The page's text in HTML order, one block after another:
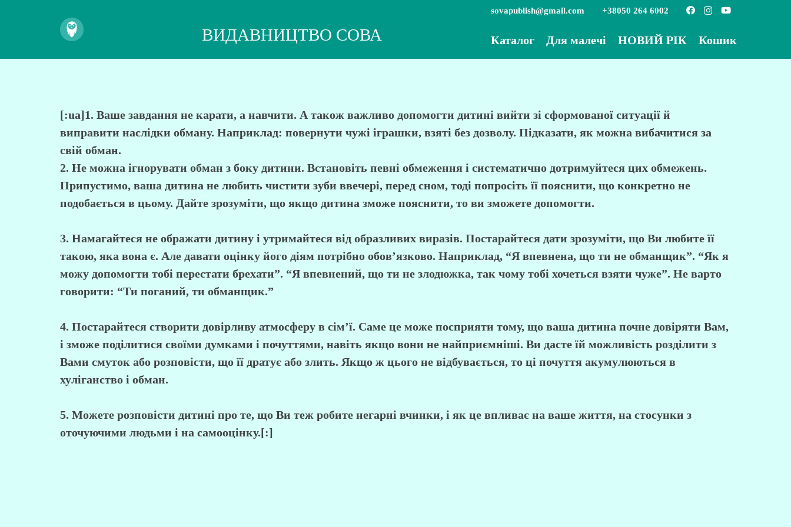
ВИДАВНИЦТВО СОВА
sovapublish@gmail.com +38050 264 6002
Каталог Для малечі НОВИЙ РІК Кошик
[:ua]1. Ваше завдання не карати, а навчити. А також важливо допомогти дитині вийти зі сформованої ситуації й
виправити наслідки обману. Наприклад: повернути чужі іграшки, взяті без дозволу. Підказати, як можна вибачитися за
свій обман.
2. Не можна ігнорувати обман з боку дитини. Встановіть певні обмеження і систематично дотримуйтеся цих обмежень.
Припустимо, ваша дитина не любить чистити зуби ввечері, перед сном, тоді попросіть її пояснити, що конкретно не
подобається в цьому. Дайте зрозуміти, що якщо дитина зможе пояснити, то ви зможете допомогти.
3. Намагайтеся не ображати дитину і утримайтеся від образливих виразів. Постарайтеся дати зрозуміти, що Ви любите її
такою, яка вона є. Але давати оцінку його діям потрібно обов’язково. Наприклад, “Я впевнена, що ти не обманщик”. “Як я
можу допомогти тобі перестати брехати”. “Я впевнений, що ти не злодюжка, так чому тобі хочеться взяти чуже”. Не варто
говорити: “Ти поганий, ти обманщик.”
4. Постарайтеся створити довірливу атмосферу в сім’ї. Саме це може посприяти тому, що ваша дитина почне довіряти Вам,
і зможе поділитися своїми думками і почуттями, навіть якщо вони не найприємніші. Ви дасте їй можливість розділити з
Вами смуток або розповісти, що її дратує або злить. Якщо ж цього не відбувається, то ці почуття акумулюються в
хуліганство і обман.
5. Можете розповісти дитині про те, що Ви теж робите негарні вчинки, і як це впливає на ваше життя, на стосунки з
оточуючими людьми і на самооцінку.[:]